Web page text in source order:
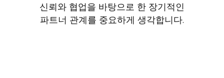
신뢰와 협업을 바탕으로 한 장기적인
파트너 관계를 중요하게 생각합니다.